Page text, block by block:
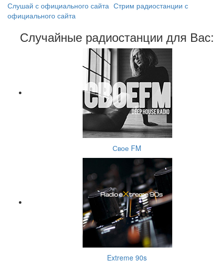
Слушай с официального сайта Стрим радиостанции с
официального сайта
Случайные радиостанции для Вас:
Свое FM
Extreme 90s